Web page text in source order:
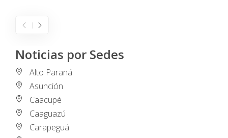
Noticias por Sedes
Alto Paraná
Asunción
Caacupé
Caaguazú
Carapeguá